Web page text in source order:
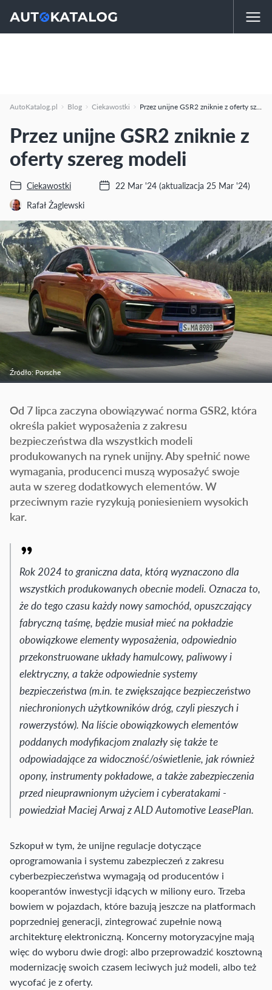
AutoKatalog.pl Blog Ciekawostki Przez unijne GSR2 zniknie z oferty szereg modeli
Przez unijne GSR2 zniknie z
oferty szereg modeli
Ciekawostki
Rafał Żaglewski
22 Mar '24 (aktualizacja 25 Mar '24)
Źródło: Porsche
Od 7 lipca zaczyna obowiązywać norma GSR2, która
określa pakiet wyposażenia z zakresu
bezpieczeństwa dla wszystkich modeli
produkowanych na rynek unijny. Aby spełnić nowe
wymagania, producenci muszą wyposażyć swoje
auta w szereg dodatkowych elementów. W
przeciwnym razie ryzykują poniesieniem wysokich
kar.
Rok 2024 to graniczna data, którą wyznaczono dla
wszystkich produkowanych obecnie modeli. Oznacza to,
że do tego czasu każdy nowy samochód, opuszczający
fabryczną taśmę, będzie musiał mieć na pokładzie
obowiązkowe elementy wyposażenia, odpowiednio
przekonstruowane układy hamulcowy, paliwowy i
elektryczny, a także odpowiednie systemy
bezpieczeństwa (m.in. te zwiększające bezpieczeństwo
niechronionych użytkowników dróg, czyli pieszych i
rowerzystów). Na liście obowiązkowych elementów
poddanych modyfikacjom znalazły się także te
odpowiadające za widoczność/oświetlenie, jak również
opony, instrumenty pokładowe, a także zabezpieczenia
przed nieuprawnionym użyciem i cyberatakami -
powiedział Maciej Arwaj z ALD Automotive LeasePlan.
Szkopuł w tym, że unijne regulacje dotyczące
oprogramowania i systemu zabezpieczeń z zakresu
cyberbezpieczeństwa wymagają od producentów i
kooperantów inwestycji idących w miliony euro. Trzeba
bowiem w pojazdach, które bazują jeszcze na platformach
poprzedniej generacji, zintegrować zupełnie nową
architekturę elektroniczną. Koncerny motoryzacyjne mają
więc do wyboru dwie drogi: albo przeprowadzić kosztowną
modernizację swoich czasem leciwych już modeli, albo też
wycofać je z oferty.